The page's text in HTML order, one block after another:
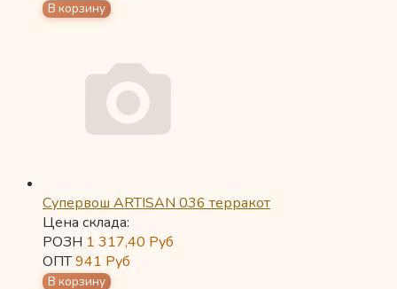
Супервош ARTISAN 036 терракот
Цена склада:
РОЗН 1 317,40 Руб
ОПТ941 Руб